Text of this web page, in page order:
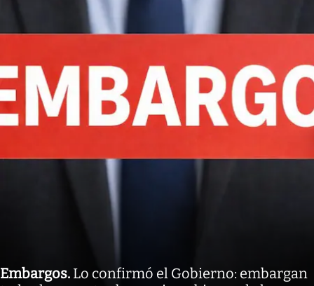
Embargos. Lo confirmó el Gobierno: embargan